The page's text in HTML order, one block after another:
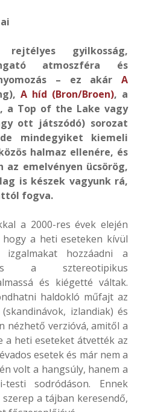
gyilkosság,
atmoszféra és
– ez akár A
A híd (Bron/Broen), a
a Top of the Lake vagy
ott játszódó) sorozat
mindegyiket kiemeli
halmaz ellenére, és
az emelvényen ücsörög,
is készek vagyunk rá,
fogva.
a 2000-res évek elején
a heti eseteken kívül
hozzáadni a
a sztereotipikus
és kiégetté váltak.
haldokló műfajt az
izlandiak) és
nézhető verzióvá, amitől a
a heti eseteket átvették az
esetek és már nem a
volt a hangsúly, hanem a
sodródáson. Ennek
a tájban keresendő,